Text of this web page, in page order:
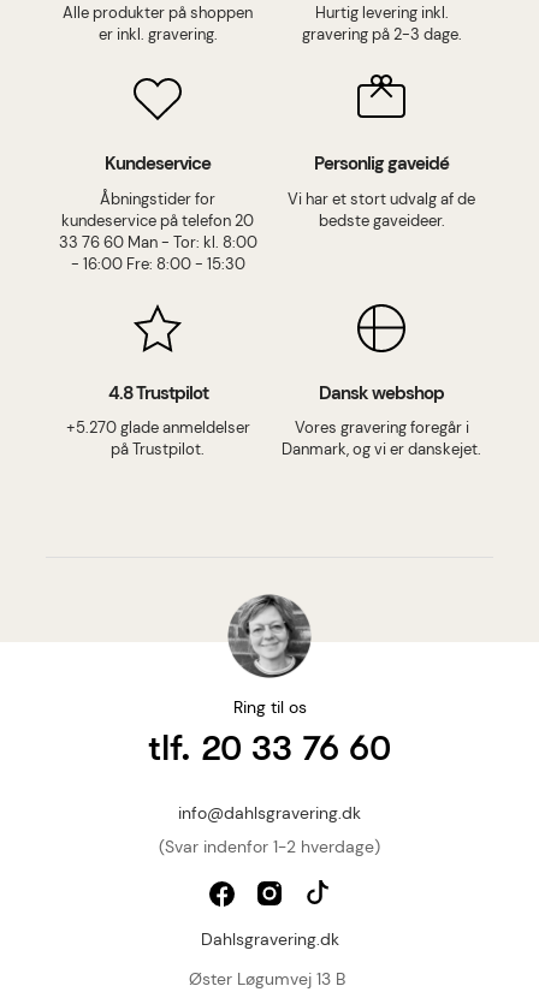
Alle produkter på shoppen
er inkl. gravering.
Hurtig levering inkl.
gravering på 2-3 dage.
Kundeservice
Åbningstider for
kundeservice på telefon 20
33 76 60 Man - Tor: kl. 8:00
- 16:00 Fre: 8:00 - 15:30
Personlig gaveidé
Vi har et stort udvalg af de
bedste gaveideer.
4.8 Trustpilot
+5.270 glade anmeldelser
på Trustpilot.
Dansk webshop
Vores gravering foregår i
Danmark, og vi er danskejet.
Ring til os
tlf. 20 33 76 60
info@dahlsgravering.dk
(Svar indenfor 1-2 hverdage)
Dahlsgravering.dk
Øster Løgumvej 13 B